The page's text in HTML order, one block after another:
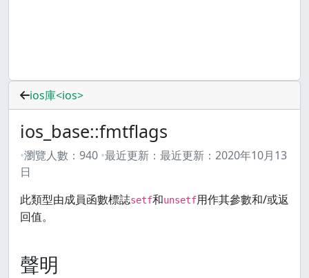
ios庫<ios>
ios_base::fmtflags
瀏覽人數： 940 最近更新： 最近更新： 2020年10月13
日
此類型由成員函數標誌setf和unsetf用作其參數和/或返
回值。
聲明